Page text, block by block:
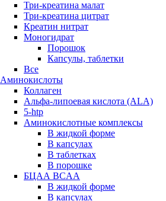
Три-креатина малат
Три-креатина цитрат
Креатин нитрат
Моногидрат
Порошок
Капсулы, таблетки
Все
Аминокислоты
Коллаген
Альфа-липоевая кислота (ALA)
5-htp
Аминокислотные комплексы
В жидкой форме
В капсулах
В таблетках
В порошке
БЦАА BCAA
В жидкой форме
В капсулах